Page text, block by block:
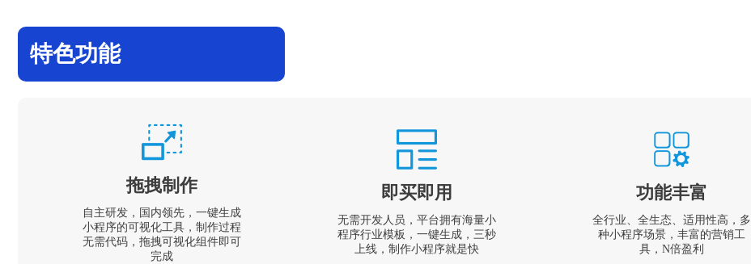
特色功能
拖拽制作
自主研发，国内领先，一键生成
小程序的可视化工具，制作过程
无需代码，拖拽可视化组件即可
完成
即买即用
无需开发人员，平台拥有海量小
程序行业模板，一键生成，三秒
上线，制作小程序就是快
功能丰富
全行业、全生态、适用性高，多
种小程序场景，丰富的营销工
具，N倍盈利